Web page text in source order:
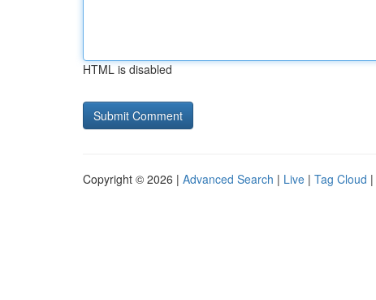
HTML is disabled
Copyright © 2026 | Advanced Search | Live | Tag Cloud |